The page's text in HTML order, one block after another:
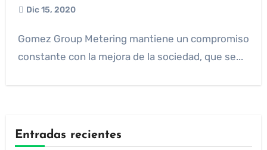
Dic 15, 2020
Gomez Group Metering mantiene un compromiso
constante con la mejora de la sociedad, que se...
Entradas recientes